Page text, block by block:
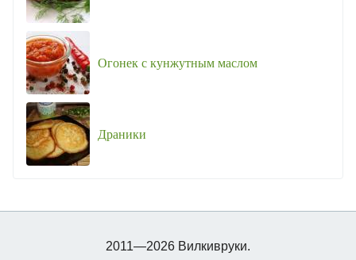
Огонек с кунжутным маслом
Драники
2011—2026 Вилкивруки.